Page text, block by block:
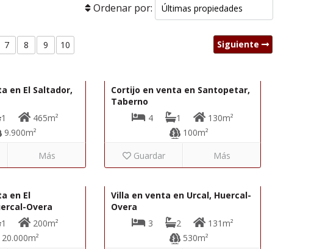
Ordenar por:
7 8 9 10 Siguiente
en El Saltador,
1
465m²
9.900m²
Más
Cortijo en venta en Santopetar,
Taberno
4
1
130m²
100m²
Guardar
Más
en El
Overa
1
200m²
20.000m²
Villa en venta en Urcal, Huercal-
Overa
3
2
131m²
530m²